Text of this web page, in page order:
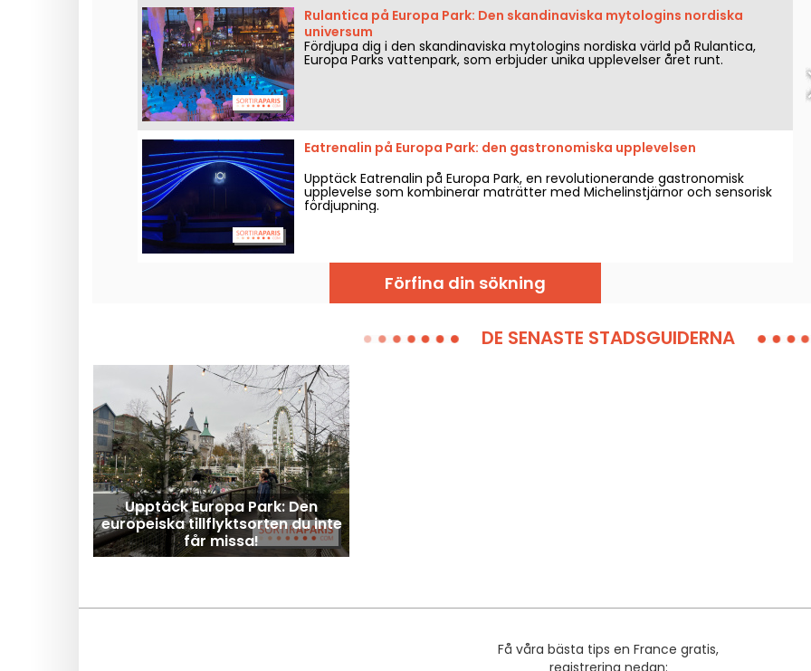
Rulantica på Europa Park: Den skandinaviska mytologins nordiska
universum
Fördjupa dig i den skandinaviska mytologins nordiska värld på Rulantica,
Europa Parks vattenpark, som erbjuder unika upplevelser året runt.
Eatrenalin på Europa Park: den gastronomiska upplevelsen
Upptäck Eatrenalin på Europa Park, en revolutionerande gastronomisk
upplevelse som kombinerar maträtter med Michelinstjärnor och sensorisk
fördjupning.
Förfina din sökning
DE SENASTE STADSGUIDERNA
Upptäck Europa Park: Den
europeiska tillflyktsorten du inte
får missa!
Få våra bästa tips en France gratis,
registrering nedan: